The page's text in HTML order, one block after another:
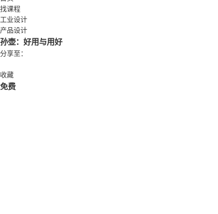
找课程
工业设计
产品设计
孙壶：好用与用好
分享至：
收藏
免费